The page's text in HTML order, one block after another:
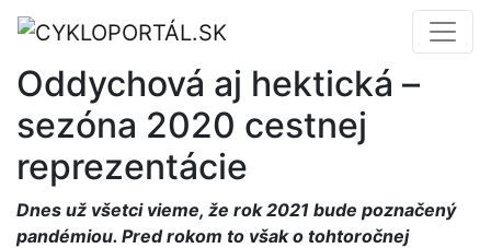
Oddychová aj hektická –
sezóna 2020 cestnej
reprezentácie
Dnes už všetci vieme, že rok 2021 bude poznačený
pandémiou. Pred rokom to však o tohtoročnej